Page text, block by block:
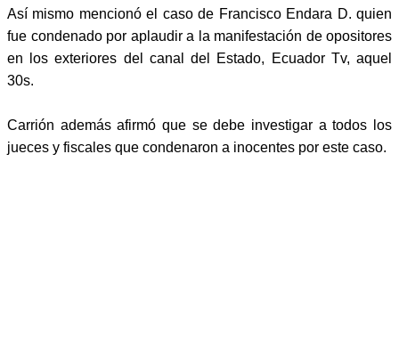
Así mismo mencionó el caso de Francisco Endara D. quien
fue condenado por aplaudir a la manifestación de opositores
en los exteriores del canal del Estado, Ecuador Tv, aquel
30s.
Carrión además afirmó que se debe investigar a todos los
jueces y fiscales que condenaron a inocentes por este caso.